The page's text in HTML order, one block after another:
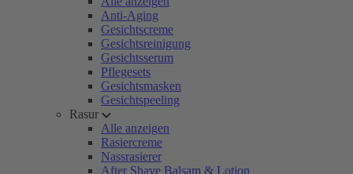
Anti-Aging
Gesichtscreme
Gesichtsreinigung
Gesichtsserum
Pflegesets
Gesichtsmasken
Gesichtspeeling
Rasur
Alle anzeigen
Rasiercreme
Nassrasierer
After Shave Balsam & Lotion